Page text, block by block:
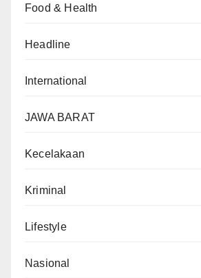
Food & Health
Headline
International
JAWA BARAT
Kecelakaan
Kriminal
Lifestyle
Nasional